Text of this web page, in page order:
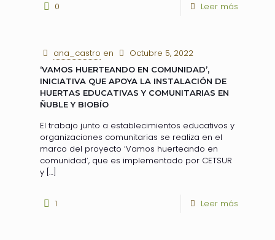
0 Leer más
ana_castro en Octubre 5, 2022
‘VAMOS HUERTEANDO EN COMUNIDAD’,
INICIATIVA QUE APOYA LA INSTALACIÓN DE
HUERTAS EDUCATIVAS Y COMUNITARIAS EN
ÑUBLE Y BIOBÍO
El trabajo junto a establecimientos educativos y
organizaciones comunitarias se realiza en el
marco del proyecto ‘Vamos huerteando en
comunidad’, que es implementado por CETSUR
y […]
1 Leer más